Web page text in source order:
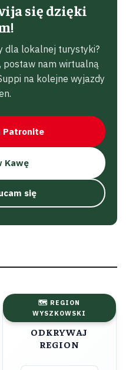
się dzięki
dla lokalnej turystyki?
postaw nam wirtualną
na kolejne wyjazdy
Patronite
Kawę
się
🗺️ REGION
WYSZKOWSKI
ODKRYWAJ
REGION